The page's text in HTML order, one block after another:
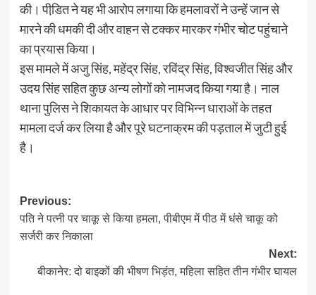
की। पीडि़त ने यह भी आरोप लगाया कि हमलावरों ने उन्हें जान से
मारने की धमकी दी और वाहन से टक्कर मारकर गंभीर चोट पहुंचाने
का प्रयास किया।
इस मामले में अजु सिंह, महेंद्र सिंह, रविंद्र सिंह, विश्वजीत सिंह और
उदय सिंह सहित कुछ अन्य लोगों को नामजद किया गया है। नाल
थाना पुलिस ने शिकायत के आधार पर विभिन्न धाराओं के तहत
मामला दर्ज कर लिया है और पूरे घटनाक्रम की पड़ताल में जुटी हुई
है।
Post
navigation
Previous:
पति ने पत्नी पर चाकू से किया हमला, पीबीएम में पीठ में धंसे चाकू को
सर्जरी कर निकाला
Next:
बीकानेर: दो बाइकों की भीषण भिड़ंत, महिला सहित तीन गंभीर घायल